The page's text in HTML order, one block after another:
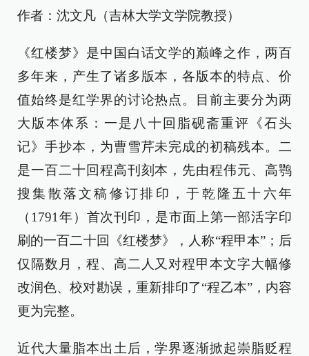
作者：沈文凡（吉林大学文学院教授）
《红楼梦》是中国白话文学的巅峰之作，两百
多年来，产生了诸多版本，各版本的特点、价
值始终是红学界的讨论热点。目前主要分为两
大版本体系：一是八十回脂砚斋重评《石头
记》手抄本，为曹雪芹未完成的初稿残本。二
是一百二十回程高刊刻本，先由程伟元、高鹗
搜集散落文稿修订排印，于乾隆五十六年
（1791年）首次刊印，是市面上第一部活字印
刷的一百二十回《红楼梦》，人称“程甲本”；后
仅隔数月，程、高二人又对程甲本文字大幅修
改润色、校对勘误，重新排印了“程乙本”，内容
更为完整。
近代大量脂本出土后，学界逐渐掀起崇脂贬程